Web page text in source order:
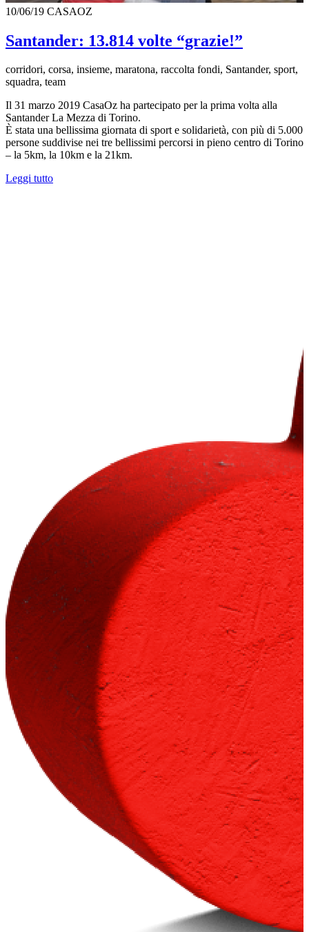
10/06/19 CASAOZ
Santander: 13.814 volte “grazie!”
corridori, corsa, insieme, maratona, raccolta fondi, Santander, sport,
squadra, team
Il 31 marzo 2019 CasaOz ha partecipato per la prima volta alla
Santander La Mezza di Torino.
È stata una bellissima giornata di sport e solidarietà, con più di 5.000
persone suddivise nei tre bellissimi percorsi in pieno centro di Torino
– la 5km, la 10km e la 21km.
Leggi tutto